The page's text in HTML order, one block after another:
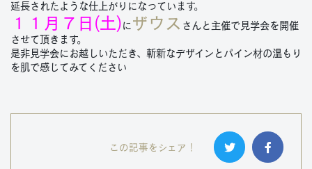
延長されたような仕上がりになっています。
１１月７日(土) に ザウス さんと主催で見学会を開催
させて頂きます。
是非見学会にお越しいただき、斬新なデザインとパイン材の温もり
を肌で感じてみてください
この記事をシェア！